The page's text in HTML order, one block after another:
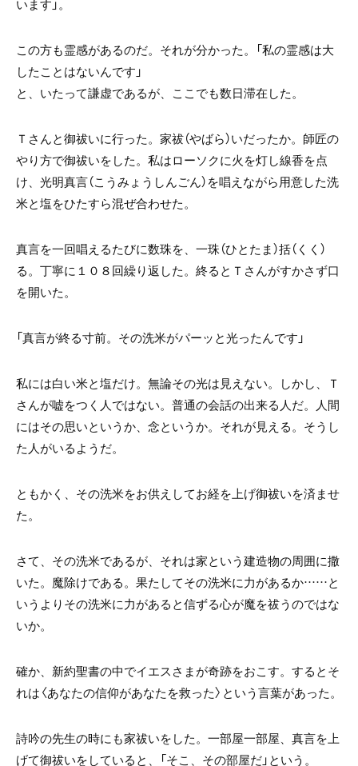
います」。
この方も霊感があるのだ。それが分かった。「私の霊感は大
したことはないんです」
と、いたって謙虚であるが、ここでも数日滞在した。
Ｔさんと御祓いに行った。家祓（やばら）いだったか。師匠の
やり方で御祓いをした。私はローソクに火を灯し線香を点
け、光明真言（こうみょうしんごん）を唱えながら用意した洗
米と塩をひたすら混ぜ合わせた。
真言を一回唱えるたびに数珠を、一珠（ひとたま）括（くく）
る。丁寧に１０８回繰り返した。終るとＴさんがすかさず口
を開いた。
「真言が終る寸前。その洗米がパーッと光ったんです」
私には白い米と塩だけ。無論その光は見えない。しかし、Ｔ
さんが嘘をつく人ではない。普通の会話の出来る人だ。人間
にはその思いというか、念というか。それが見える。そうし
た人がいるようだ。
ともかく、その洗米をお供えしてお経を上げ御祓いを済ませ
た。
さて、その洗米であるが、それは家という建造物の周囲に撒
いた。魔除けである。果たしてその洗米に力があるか……と
いうよりその洗米に力があると信ずる心が魔を祓うのではな
いか。
確か、新約聖書の中でイエスさまが奇跡をおこす。するとそ
れは〈あなたの信仰があなたを救った〉という言葉があった。
詩吟の先生の時にも家祓いをした。一部屋一部屋、真言を上
げて御祓いをしていると、「そこ、その部屋だ」という。